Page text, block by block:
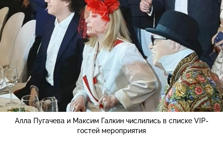
Алла Пугачева и Максим Галкин числились в списке VIP-
гостей мероприятия